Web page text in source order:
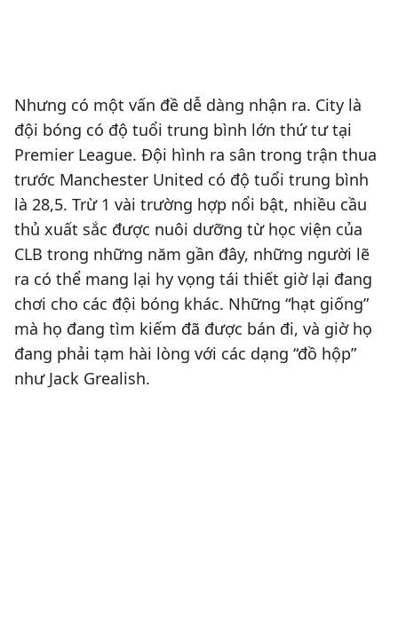
Nhưng có một vấn đề dễ dàng nhận ra. City là
đội bóng có độ tuổi trung bình lớn thứ tư tại
Premier League. Đội hình ra sân trong trận thua
trước Manchester United có độ tuổi trung bình
là 28,5. Trừ 1 vài trường hợp nổi bật, nhiều cầu
thủ xuất sắc được nuôi dưỡng từ học viện của
CLB trong những năm gần đây, những người lẽ
ra có thể mang lại hy vọng tái thiết giờ lại đang
chơi cho các đội bóng khác. Những “hạt giống”
mà họ đang tìm kiếm đã được bán đi, và giờ họ
đang phải tạm hài lòng với các dạng “đồ hộp”
như Jack Grealish.